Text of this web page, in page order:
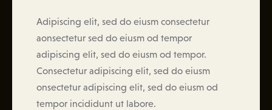
Adipiscing elit, sed do eiusm consectetur
aonsectetur sed do eiusm od tempor
adipiscing elit, sed do eiusm od tempor.
Consectetur adipiscing elit, sed do eiusm
onsectetur adipiscing elit, sed do eiusm od
tempor incididunt ut labore.